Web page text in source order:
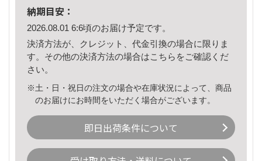
納期目安：
2026.08.01 6:6頃のお届け予定です。
決済方法が、クレジット、代金引換の場合に限りま
す。その他の決済方法の場合はこちら をご確認くだ
さい。
※土・日・祝日の注文の場合や在庫状況によって、商品
のお届けにお時間をいただく場合がございます。
即日出荷条件について